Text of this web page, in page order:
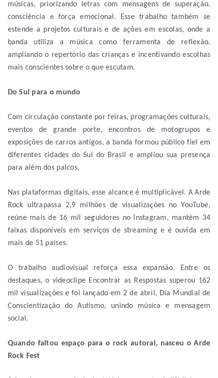
músicas, priorizando letras com mensagens de superação,
consciência e força emocional. Esse trabalho também se
estende a projetos culturais e de ações em escolas, onde a
banda utiliza a música como ferramenta de reflexão,
ampliando o repertório das crianças e incentivando escolhas
mais conscientes sobre o que escutam.
Do Sul para o mundo
Com circulação constante por feiras, programações culturais,
eventos de grande porte, encontros de motogrupos e
exposições de carros antigos, a banda formou público fiel em
diferentes cidades do Sul do Brasil e ampliou sua presença
para além dos palcos.
Nas plataformas digitais, esse alcance é multiplicável. A Arde
Rock ultrapassa 2,9 milhões de visualizações no YouTube,
reúne mais de 16 mil seguidores no Instagram, mantém 34
faixas disponíveis em serviços de streaming e é ouvida em
mais de 51 países.
O trabalho audiovisual reforça essa expansão. Entre os
destaques, o videoclipe Encontrar as Respostas superou 162
mil visualizações e foi lançado em 2 de abril, Dia Mundial de
Conscientização do Autismo, unindo música e mensagem
social.
Quando faltou espaço para o rock autoral, nasceu o Arde
Rock Fest